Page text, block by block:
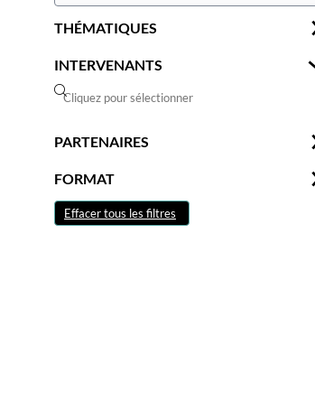
THÉMATIQUES
INTERVENANTS
PARTENAIRES
FORMAT
Effacer tous les filtres